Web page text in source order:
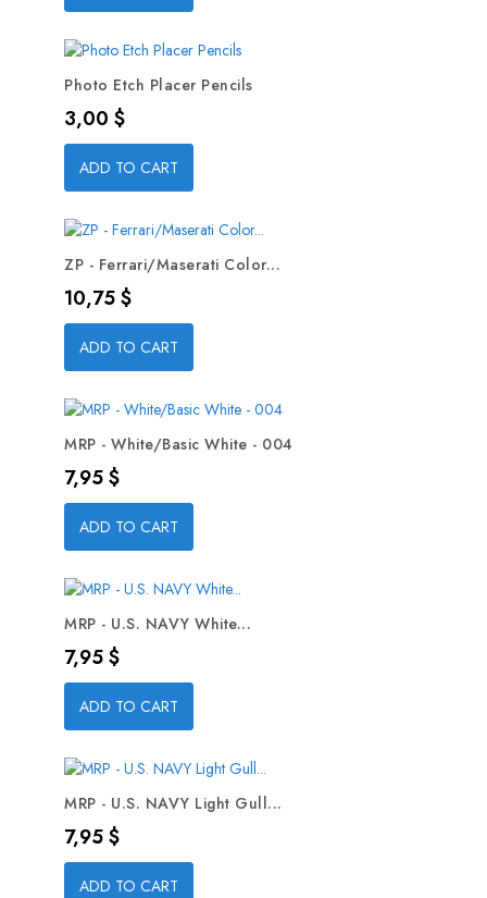
Photo Etch Placer Pencils
Precio
3,00 $
ADD TO CART
ZP - Ferrari/Maserati Color...
Precio
10,75 $
ADD TO CART
MRP - White/Basic White - 004
Precio
7,95 $
ADD TO CART
MRP - U.S. NAVY White...
Precio
7,95 $
ADD TO CART
MRP - U.S. NAVY Light Gull...
Precio
7,95 $
ADD TO CART